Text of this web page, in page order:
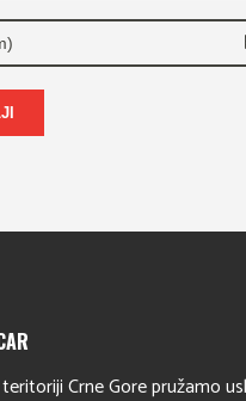
Crne Gore pružamo